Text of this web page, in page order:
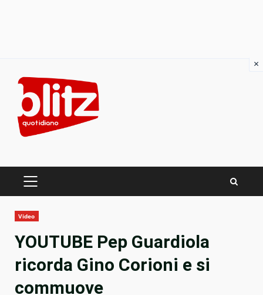
content
PRIMARY
Video
YOUTUBE Pep Guardiola
ricorda Gino Corioni e si
commuove
×